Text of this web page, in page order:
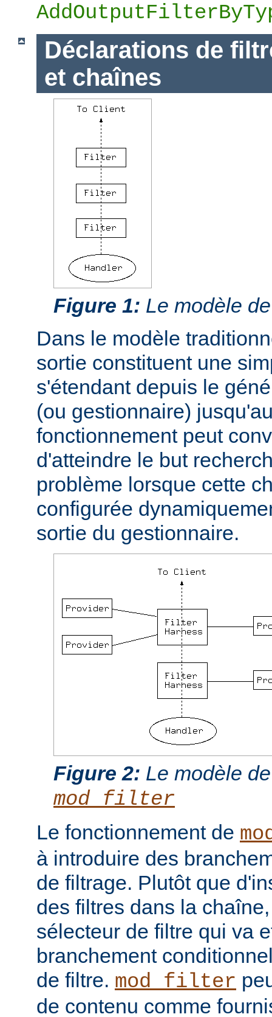
Déclarations de
et chaînes
Figure 1: Le modèle
Dans le modèle
sortie constituent une
s'étendant depuis le
(ou gestionnaire)
fonctionnement peut
d'atteindre le but
problème lorsque cette
configurée
sortie du gestionnaire.
Figure 2: Le modèle
mod_filter
Le fonctionnement de
à introduire des
de filtrage. Plutôt que
des filtres dans la
sélecteur de filtre qui va
branchement
de filtre. mod_filter
de contenu comme